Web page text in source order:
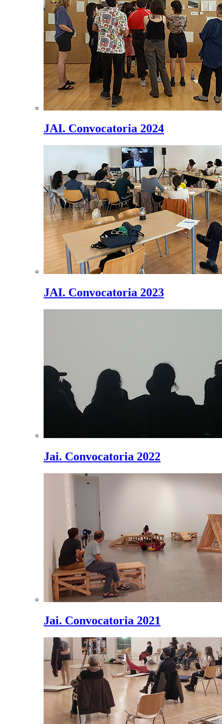
JAI. Convocatoria 2024
JAI. Convocatoria 2023
Jai. Convocatoria 2022
Jai. Convocatoria 2021